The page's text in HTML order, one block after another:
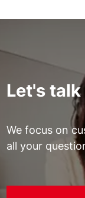
Let's talk
We focus on
all your